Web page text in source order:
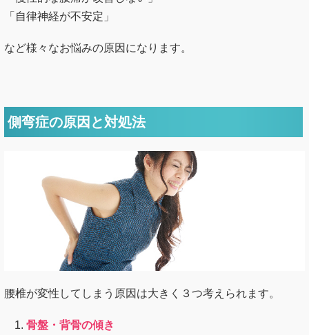
「自律神経が不安定」
など様々なお悩みの原因になります。
側弯症の原因と対処法
腰椎が変性してしまう原因は大きく３つ考えられます。
骨盤・背骨の傾き